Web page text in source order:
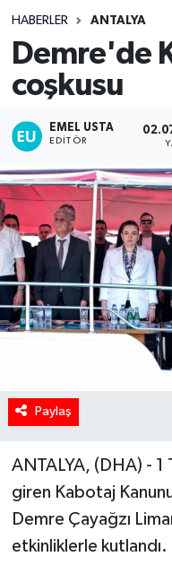
HABERLER ANTALYA
Demre'de
coşkusu
EMEL USTA
EDITÖR
Paylaş
ANTALYA, (DHA) -
giren Kabotaj
Demre Çayağzı
etkinliklerle kutlandı.